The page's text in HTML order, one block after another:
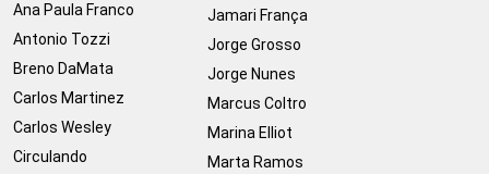
Ana Paula Franco
Antonio Tozzi
Breno DaMata
Carlos Martinez
Carlos Wesley
Circulando
Jamari França
Jorge Grosso
Jorge Nunes
Marcus Coltro
Marina Elliot
Marta Ramos